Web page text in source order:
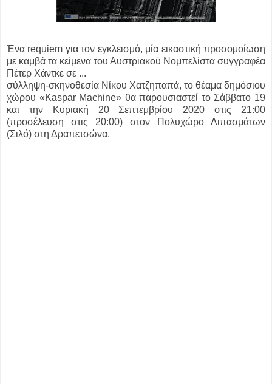
Ένα requiem για τον εγκλεισμό, μία εικαστική προσομοίωση
με καμβά τα κείμενα του Αυστριακού Νομπελίστα συγγραφέα
Πέτερ Χάντκε σε ...
σύλληψη-σκηνοθεσία Νίκου Χατζηπαπά, το θέαμα δημόσιου
χώρου «Kaspar Machine» θα παρουσιαστεί το Σάββατο 19
και την Κυριακή 20 Σεπτεμβρίου 2020 στις 21:00
(προσέλευση στις 20:00) στον Πολυχώρο Λιπασμάτων
(Σιλό) στη Δραπετσώνα.